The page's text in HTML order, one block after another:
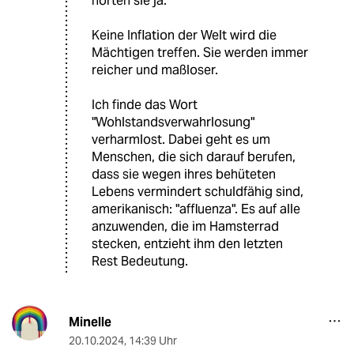
Keine Inflation der Welt wird die
Mächtigen treffen. Sie werden immer
reicher und maßloser.
Ich finde das Wort
"Wohlstandsverwahrlosung"
verharmlost. Dabei geht es um
Menschen, die sich darauf berufen,
dass sie wegen ihres behüteten
Lebens vermindert schuldfähig sind,
amerikanisch: "affluenza". Es auf alle
anzuwenden, die im Hamsterrad
stecken, entzieht ihm den letzten
Rest Bedeutung.
Minelle
20.10.2024, 14:39 Uhr